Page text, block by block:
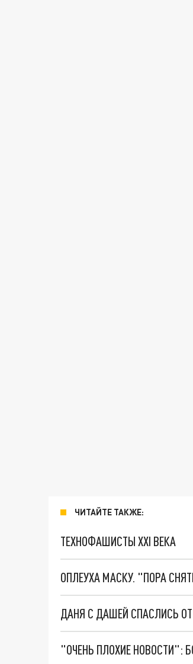
ЧИТАЙТЕ ТАКЖЕ:
ТЕХНОФАШИСТЫ XXI ВЕКА
ОПЛЕУХА МАСКУ. "ПОРА
ДАНЯ С ДАШЕЙ СПАСЛИСЬ